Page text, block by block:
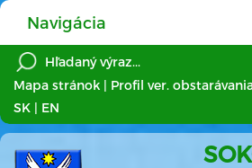
Navigácia
Mapa stránok | Profil ver.
SK | EN